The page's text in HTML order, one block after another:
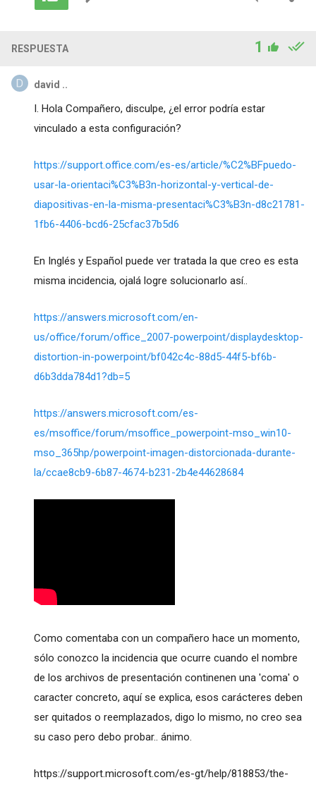
RESPUESTA 1
david ..
I. Hola Compañero, disculpe, ¿el error podría estar
vinculado a esta configuración?
https://support.office.com/es-es/article/%C2%BFpuedo-
usar-la-orientaci%C3%B3n-horizontal-y-vertical-de-
diapositivas-en-la-misma-presentaci%C3%B3n-d8c21781-
1fb6-4406-bcd6-25cfac37b5d6
En Inglés y Español puede ver tratada la que creo es esta
misma incidencia, ojalá logre solucionarlo así..
https://answers.microsoft.com/en-
us/office/forum/office_2007-powerpoint/displaydesktop-
distortion-in-powerpoint/bf042c4c-88d5-44f5-bf6b-
d6b3dda784d1?db=5
https://answers.microsoft.com/es-
es/msoffice/forum/msoffice_powerpoint-mso_win10-
mso_365hp/powerpoint-imagen-distorcionada-durante-
la/ccae8cb9-6b87-4674-b231-2b4e44628684
Como comentaba con un compañero hace un momento,
sólo conozco la incidencia que ocurre cuando el nombre
de los archivos de presentación continenen una 'coma' o
caracter concreto, aquí se explica, esos carácteres deben
ser quitados o reemplazados, digo lo mismo, no creo sea
su caso pero debo probar.. ánimo.
https://support.microsoft.com/es-gt/help/818853/the-